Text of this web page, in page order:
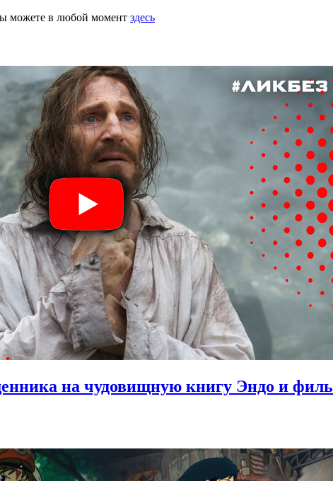
можете в любой момент здесь
на чудовищную книгу Эндо и